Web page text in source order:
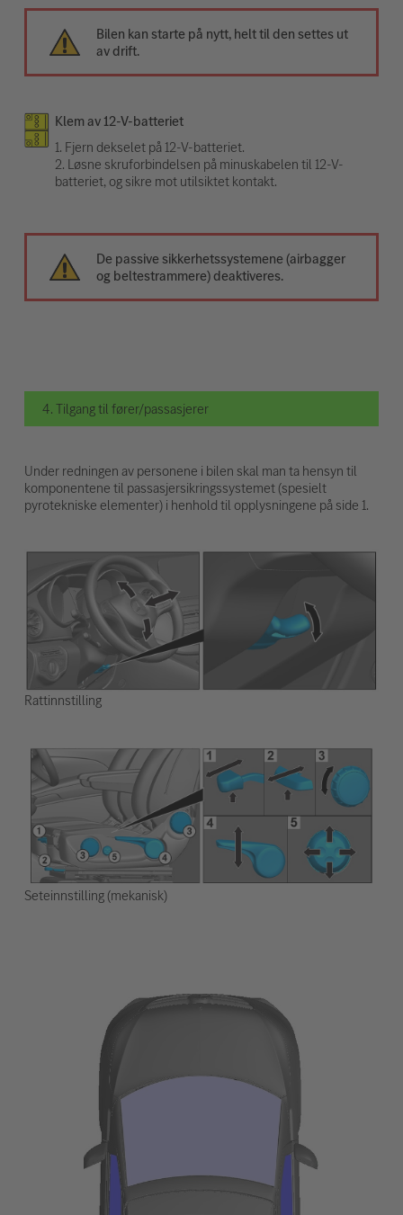
Bilen kan starte på nytt, helt til den settes ut
av drift.
Klem av 12-V-batteriet
1. Fjern dekselet på 12-V-batteriet.
2. Løsne skruforbindelsen på minuskabelen til 12-V-
batteriet, og sikre mot utilsiktet kontakt.
De passive sikkerhetssystemene (airbagger
og beltestrammere) deaktiveres.
4. Tilgang til fører/passasjerer
Under redningen av personene i bilen skal man ta hensyn til
komponentene til passasjersikringssystemet (spesielt
pyrotekniske elementer) i henhold til opplysningene på side 1.
Rattinnstilling
Seteinnstilling (mekanisk)